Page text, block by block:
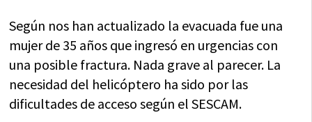
Según nos han actualizado la evacuada fue una
mujer de 35 años que ingresó en urgencias con
una posible fractura. Nada grave al parecer. La
necesidad del helicóptero ha sido por las
dificultades de acceso según el SESCAM.